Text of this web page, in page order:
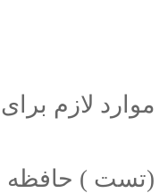
موارد لازم
(تست ) حافظه